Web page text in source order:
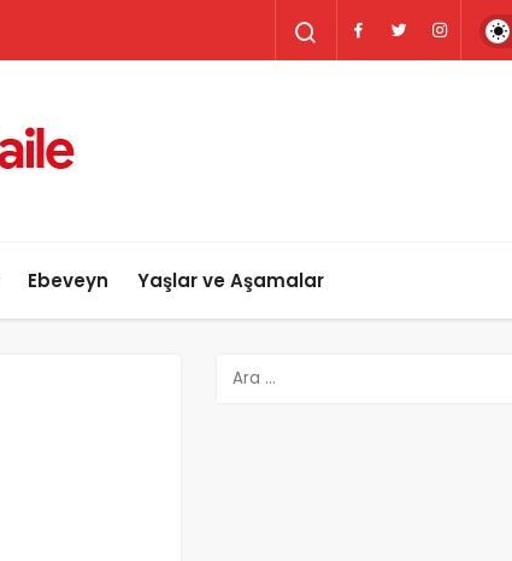
Ebeveyn Yaşlar ve Aşamalar